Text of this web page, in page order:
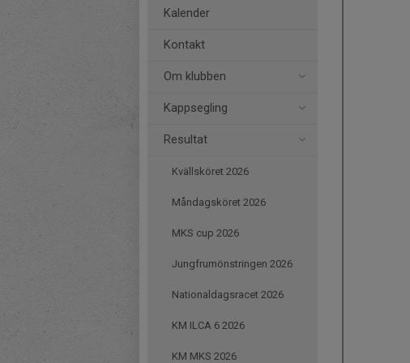
Kalender
Kontakt
Om klubben
Kappsegling
Resultat
Kvällsköret 2026
Måndagsköret 2026
MKS cup 2026
Jungfrumönstringen 2026
Nationaldagsracet 2026
KM ILCA 6 2026
KM MKS 2026